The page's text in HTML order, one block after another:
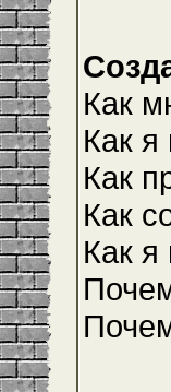
Как
Как я
Как
Как
Как я